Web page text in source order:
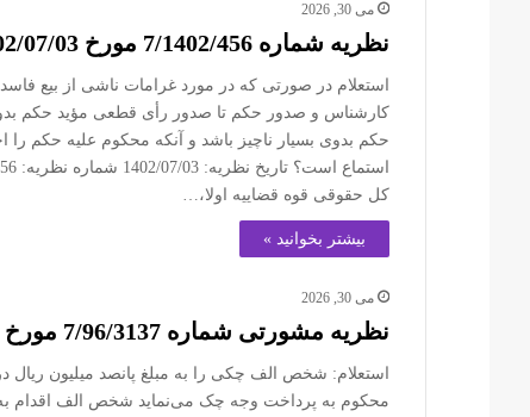
می 30, 2026
نظریه شماره 7/1402/456 مورخ 1402/07/03
استعلام در صورتی که در مورد غرامات ناشی از بیع فاسد
کارشناس و صدور حکم تا صدور رأی قطعی مؤید حکم
حکم بدوی بسیار ناچیز باشد و آنکه محکوم علیه حکم را
کل حقوقی قوه قضاییه اولا،…
بیشتر بخوانید »
می 30, 2026
نظریه مشورتی شماره 7/96/3137 مورخ 1396/12/21
استعلام: شخص الف چکی را به مبلغ پانصد میلیون
محکوم به پرداخت وجه چک می‌نماید شخص الف اقدام